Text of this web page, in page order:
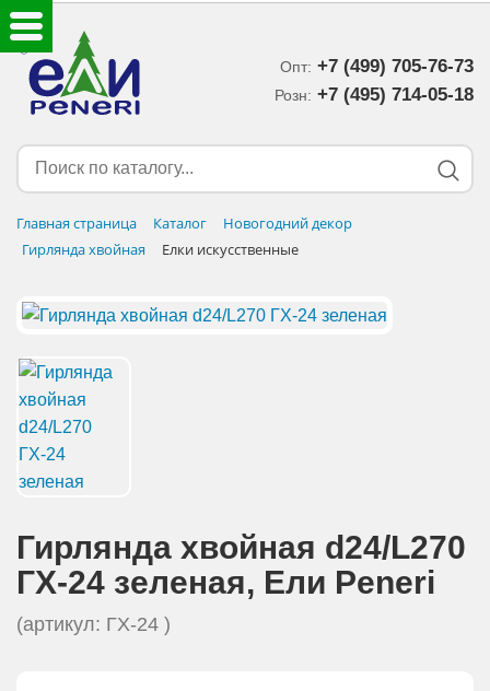
Опт: +7 (499) 705-76-73
Розн: +7 (495) 714-05-18‬
Главная страница Каталог
Новогодний декор
Гирлянда хвойная
Елки искусственные
Гирлянда хвойная d24/L270
ГХ-24 зеленая, Eли Peneri
(артикул: ГХ-24 )
ЕЛКИ ИСКУССТВЕННЫЕ
ЕЛОЧНЫЕ УКРАШЕНИЯ
НОВОГОДНИЙ ДЕКОР
ДОСТАВКА В РЕГИОНЫ
ДОСТАВКА
ОПЛАТА
РЕКВИЗИТЫ
О КОМПАНИИ